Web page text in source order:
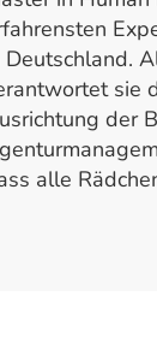
Deutschland.
sie
der
alle